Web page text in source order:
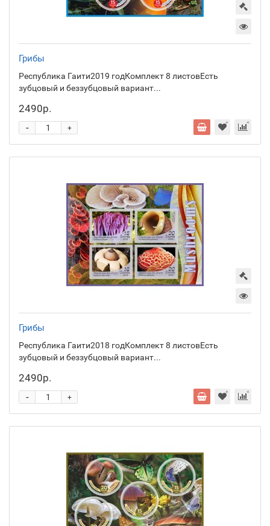
Грибы
Республика Гаити2019 годКомплект 8 листовЕсть
зубцовый и беззубцовый вариант...
2490р.
+
-
Грибы
Республика Гаити2018 годКомплект 8 листовЕсть
зубцовый и беззубцовый вариант...
2490р.
+
-